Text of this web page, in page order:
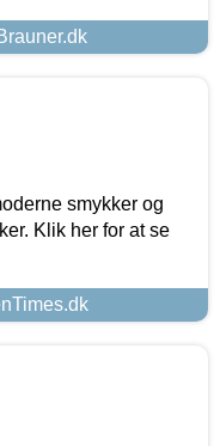
smykker og
Klik her for at se